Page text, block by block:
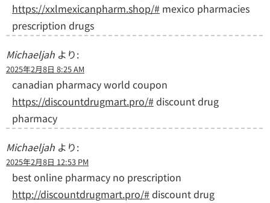
https://xxlmexicanpharm.shop/# mexico pharmacies
prescription drugs
Michaeljah より:
2025年2月8日 8:25 AM
canadian pharmacy world coupon
https://discountdrugmart.pro/#discount drug
pharmacy
Michaeljah より:
2025年2月8日 12:53 PM
best online pharmacy no prescription
http://discountdrugmart.pro/#discount drug